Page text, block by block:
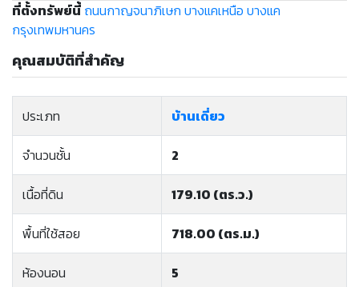
ที่ตั้งทรัพย์นี้ ถนนกาญจนาภิเษก บางแคเหนือ บางแค
กรุงเทพมหานคร
คุณสมบัติที่สำคัญ
ประเภท บ้านเดี่ยว
จำนวนชั้น 2
เนื้อที่ดิน 179.10 (ตร.ว.)
พื้นที่ใช้สอย 718.00 (ตร.ม.)
ห้องนอน 5